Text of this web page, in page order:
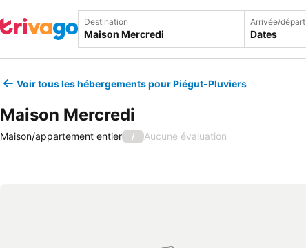
Destination Arrivée/départ
Dates
Voir tous les hébergements pour Piégut-Pluviers
Maison Mercredi
Maison/appartement entier / Aucune évaluation